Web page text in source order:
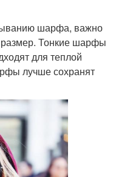
шарфа, важно
Тонкие шарфы
для теплой
лучше сохранят